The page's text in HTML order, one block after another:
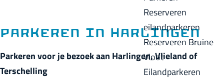
g
d
i
a
c
k
Reserveren
eilandparkeren
Reserveren Bruine
Vloot
Eilandparkeren
Parkeren in Harlingen
Parkeren voor je bezoek aan Harlingen, Vlieland of
Terschelling